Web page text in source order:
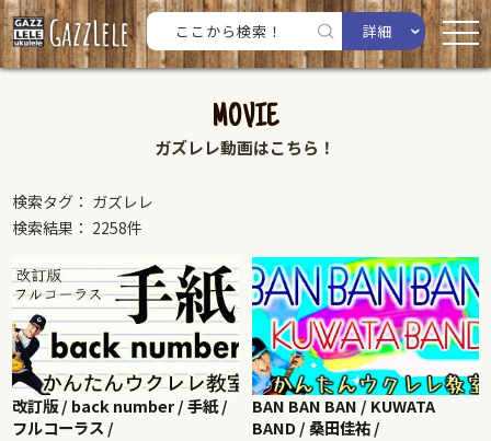
詳細
MOVIE
ガズレレ動画はこちら！
検索タグ： ガズレレ
検索結果： 2258件
改訂版 / back number / 手紙 /
フルコーラス /
BAN BAN BAN / KUWATA
BAND / 桑田佳祐 /